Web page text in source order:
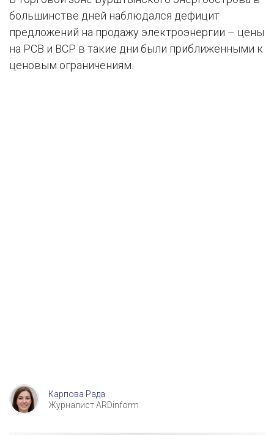
большинстве дней наблюдался дефицит
предложений на продажу электроэнергии – цены
на РСВ и ВСР в такие дни были приближенными к
ценовым ограничениям.
Карпова Рада
Журналист ARDinform